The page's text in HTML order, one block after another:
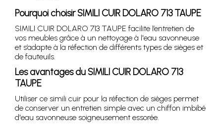
Pourquoi choisir SIMILI CUIR DOLARO 713 TAUPE
SIMILI CUIR DOLARO 713 TAUPE facilite l’entretien de
vos meubles grâce à un nettoyage à l'eau savonneuse
et s’adapte à la réfection de différents types de sièges et
de fauteuils.
Les avantages du SIMILI CUIR DOLARO 713
TAUPE
Utiliser ce simili cuir pour la réfection de sièges permet
de conserver un entretien simple avec un chiffon imbibé
d'eau savonneuse soigneusement essorée.